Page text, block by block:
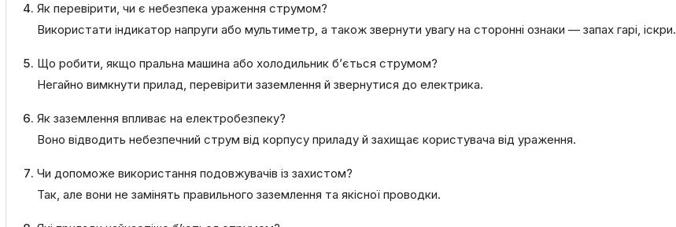
Як перевірити, чи є небезпека ураження струмом?
Використати індикатор напруги або мультиметр, а також звернути увагу на сторонні ознаки — запах гарі, іскри.
Що робити, якщо пральна машина або холодильник б’ється струмом?
Негайно вимкнути прилад, перевірити заземлення й звернутися до електрика.
Як заземлення впливає на електробезпеку?
Воно відводить небезпечний струм від корпусу приладу й захищає користувача від ураження.
Чи допоможе використання подовжувачів із захистом?
Так, але вони не замінять правильного заземлення та якісної проводки.